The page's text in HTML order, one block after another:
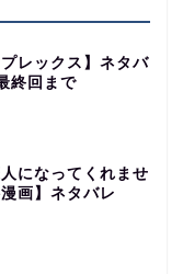
プレックス】ネタバ
終回まで
になってくれませ
画】ネタバレ